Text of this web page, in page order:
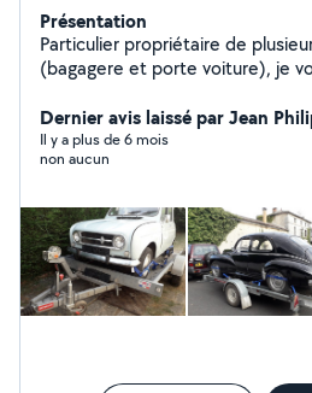
Présentation
Particulier propriétaire de
(bagagere et porte voiture), je
convoyage pour tout transport
2,5m3 et poids maxi vehicule
de vous rendre service
Dernier avis laissé par Jean
Il y a plus de 6 mois
non aucun